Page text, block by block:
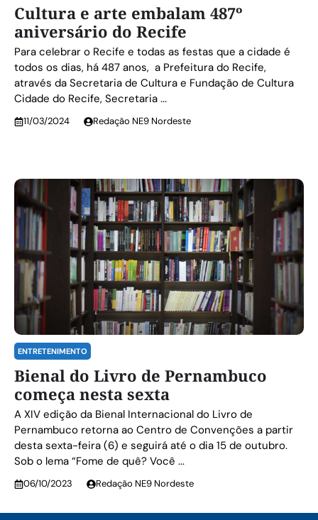
Cultura e arte embalam 487º
aniversário do Recife
Para celebrar o Recife e todas as festas que a cidade é
todos os dias, há 487 anos, a Prefeitura do Recife,
através da Secretaria de Cultura e Fundação de Cultura
Cidade do Recife, Secretaria ...
11/03/2024 Redação NE9 Nordeste
ENTRETENIMENTO
Bienal do Livro de Pernambuco
começa nesta sexta
A XIV edição da Bienal Internacional do Livro de
Pernambuco retorna ao Centro de Convenções a partir
desta sexta-feira (6) e seguirá até o dia 15 de outubro.
Sob o lema “Fome de quê? Você ...
06/10/2023 Redação NE9 Nordeste